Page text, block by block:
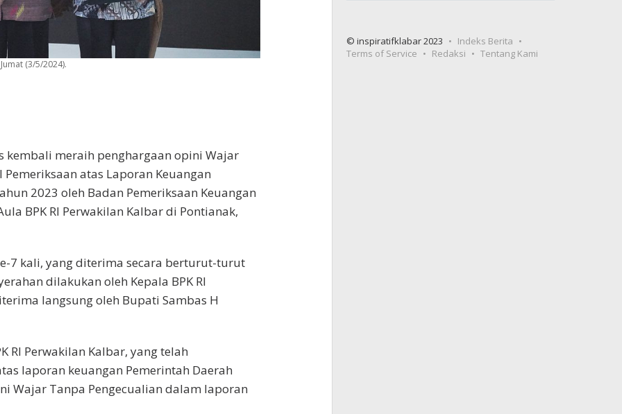
(3/5/2024).
kembali meraih penghargaan opini Wajar
atas Laporan Keuangan
2023 oleh Badan Pemeriksaan Keuangan
BPK RI Perwakilan Kalbar di Pontianak,
7 kali, yang diterima secara berturut-turut
dilakukan oleh Kepala BPK RI
langsung oleh Bupati Sambas H
RI Perwakilan Kalbar, yang telah
laporan keuangan Pemerintah Daerah
Wajar Tanpa Pengecualian dalam laporan
© inspiratifklabar 2023
Indeks Berita
Terms of Service
Redaksi Tentang Kami